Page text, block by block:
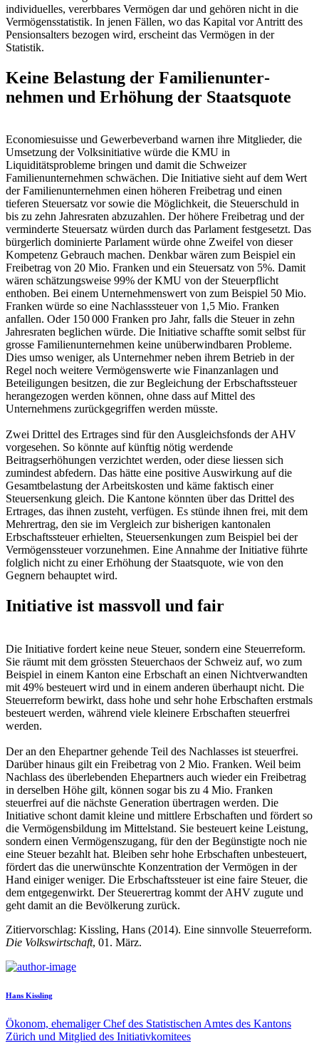
individuelles, vererbbares Vermögen dar und gehören nicht in die
Vermögensstatistik. In jenen Fällen, wo das Kapital vor ­Antritt des
Pensionsalters bezogen wird, erscheint das Vermögen in der
Statistik.
Keine Belastung der Familienunter­
nehmen und Erhöhung der Staatsquote
Economiesuisse und Gewerbeverband warnen ihre Mitglieder, die
Umsetzung der Volksinitiative würde die KMU in
Liquiditätsprobleme bringen und damit die Schweizer
Familienunternehmen schwächen. Die Initiative sieht auf dem Wert
der Familienunternehmen einen höheren Freibetrag und einen
tieferen Steuersatz vor sowie die Möglichkeit, die Steuerschuld in
bis zu zehn Jahresraten abzuzahlen. Der höhere Freibetrag und der
verminderte Steuersatz würden durch das Parlament festgesetzt. Das
bürgerlich dominierte Parlament würde ohne Zweifel von dieser
Kompetenz Gebrauch machen. Denkbar wären zum Beispiel ein
Freibetrag von 20 Mio. Franken und ein Steuersatz von 5%. Damit
wären schätzungsweise 99% der KMU von der Steuerpflicht
enthoben. Bei einem Unternehmenswert von zum Beispiel 50 Mio.
Franken würde so eine Nachlasssteuer von 1,5 Mio. Franken
anfallen. Oder 150 000 Franken pro Jahr, falls die Steuer in zehn
Jahresraten beglichen würde. Die Initiative schaffte somit selbst für
grosse Familienunternehmen keine unüberwindbaren Probleme.
Dies umso weniger, als Unternehmer neben ihrem Betrieb in der
Regel noch weitere Vermögenswerte wie Finanzanlagen und
Beteiligungen besitzen, die zur Begleichung der Erbschaftssteuer
herangezogen werden können, ohne dass auf Mittel des
Unternehmens zurückgegriffen werden müsste.
Zwei Drittel des Ertrages sind für den Ausgleichsfonds der AHV
vorgesehen. So könnte auf künftig nötig werdende
Beitragserhöhungen verzichtet werden, oder diese liessen sich
zumindest abfedern. Das hätte eine positive Auswirkung auf die
Gesamtbelastung der Arbeitskosten und käme faktisch einer
Steuersenkung gleich. Die Kantone könnten über das Drittel des
Ertrages, das ihnen zusteht, verfügen. Es stünde ihnen frei, mit dem
Mehrertrag, den sie im Vergleich zur bisherigen kantonalen
Erbschaftssteuer erhielten, Steuersenkungen zum Beispiel bei der
Vermögenssteuer vorzunehmen. Eine Annahme der Initiative führte
folglich nicht zu einer Erhöhung der Staatsquote, wie von den
Gegnern behauptet wird.
Initiative ist massvoll und fair
Die Initiative fordert keine neue Steuer, sondern eine Steuerreform.
Sie räumt mit dem grössten Steuerchaos der Schweiz auf, wo zum
Beispiel in einem Kanton eine Erbschaft an einen Nichtverwandten
mit 49% besteuert wird und in einem anderen überhaupt nicht. Die
Steuerreform bewirkt, dass hohe und sehr hohe Erbschaften erstmals
besteuert werden, während viele kleinere Erbschaften steuerfrei
werden.
Der an den Ehepartner gehende Teil des Nachlasses ist steuerfrei.
Darüber hinaus gilt ein Freibetrag von 2 Mio. Franken. Weil beim
Nachlass des überlebenden Ehepartners auch wieder ein Freibetrag
in derselben Höhe gilt, können sogar bis zu 4 Mio. Franken
steuerfrei auf die nächste Generation übertragen werden. Die
Initiative schont damit kleine und mittlere Erbschaften und fördert so
die Vermögensbildung im Mittelstand. Sie besteuert keine Leistung,
sondern einen Vermögenszugang, für den der Begünstigte noch nie
eine Steuer bezahlt hat. Bleiben sehr hohe Erbschaften unbesteuert,
fördert das die unerwünschte Konzentration der Vermögen in der
Hand einiger weniger. Die Erbschaftssteuer ist eine faire Steuer, die
dem entgegenwirkt. Der Steuerertrag kommt der AHV zugute und
geht damit an die Bevölkerung zurück.
Zitiervorschlag: Kissling, Hans (2014). Eine sinnvolle Steuerreform.
Die Volkswirtschaft, 01. März.
Hans Kissling
Ökonom, ehemaliger Chef des Statistischen Amtes des Kantons
Zürich und Mitglied des Initiativ­komitees